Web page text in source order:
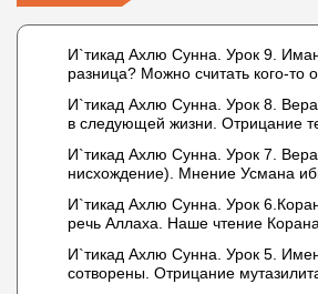
И`тикад Ахлю Сунна. Урок 9.
разница? Можно считать кого-то
И`тикад Ахлю Сунна. Урок 8.
в следующей жизни. Отрицание
Усмана ибн Саида ад-Дарими.
дела и познание
И`тикад Ахлю Сунна. Урок 7. Вера
нисхождение). Мнение Усмана
описывается физическим
И`тикад Ахлю Сунна. Урок
речь Аллаха. Наше чтение
И`тикад Ахлю Сунна. Урок 5.
сотворены. Отрицание